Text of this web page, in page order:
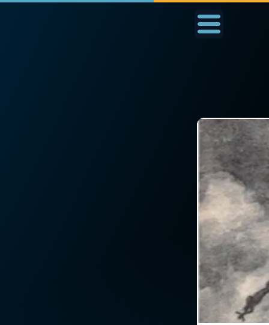
Prier au quotidien
Avec Thérèse de
L'Évangile chaque
Les premiers
du mois
Marie qui défait les